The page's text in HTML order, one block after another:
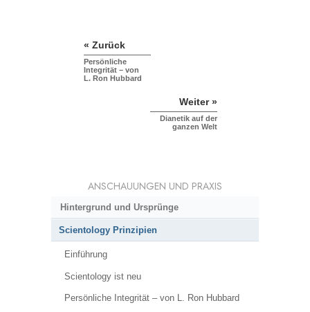
« Zurück
Persönliche
Integrität – von
L. Ron Hubbard
Weiter »
Dianetik auf der
ganzen Welt
ANSCHAUUNGEN UND PRAXIS
Hintergrund und Ursprünge
Scientology Prinzipien
Einführung
Scientology ist neu
Persönliche Integrität – von L. Ron Hubbard